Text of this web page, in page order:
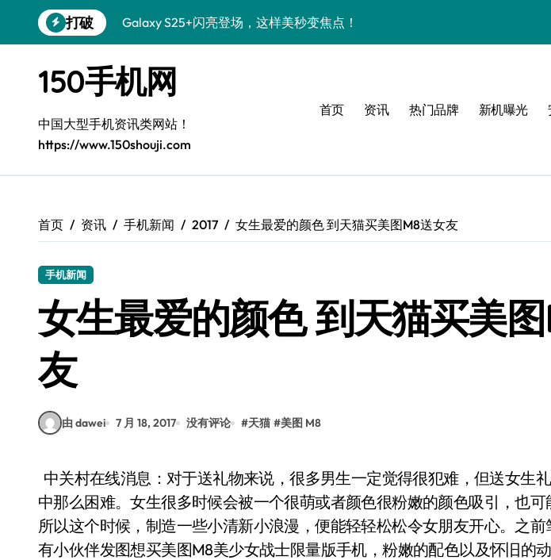
到
打破
Galaxy S25+闪亮登场，这样美秒变焦点！
S26+颜值暴增！机皇美颜秘籍大公开
A56 5G惊艳登场，三星新风尚来了！
三星S26上手：3招秒变个性旗舰
S25美化秘籍：个性潮玩，炫酷一键搞定！
Galaxy C55 5G登场，美学新标杆！
S25 Ultra颜值炸裂！定制主题潮到没朋友
150手机网
中国大型手机资讯类网站！
https://www.150shouji.com
首页 资讯 热门品牌 新机曝光
首页 资讯 手机新闻 2017 女生最爱的颜色 到天猫买美图M8送女友
手机新闻
女生最爱的颜色 到天猫买美
友
由 dawei 7 月 18, 2017 没有评论 #天猫 #美图 M8
中关村在线消息：对于送礼物来说，很多男生一定觉得很犯难，但送女生礼物，其实并没有想象
中那么困难。女生很多时候会被一个很萌或者颜色很粉嫩的颜色吸引，也可
所以这个时候，制造一些小清新小浪漫，便能轻轻松松令女朋友开心。之
有小伙伴发图想买美图M8美少女战士限量版手机，粉嫩的配色以及怀旧的